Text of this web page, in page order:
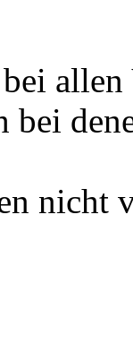
bei
nicht